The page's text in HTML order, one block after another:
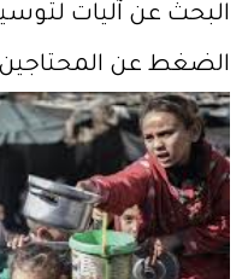
البحث عن آليات
الضغط عن